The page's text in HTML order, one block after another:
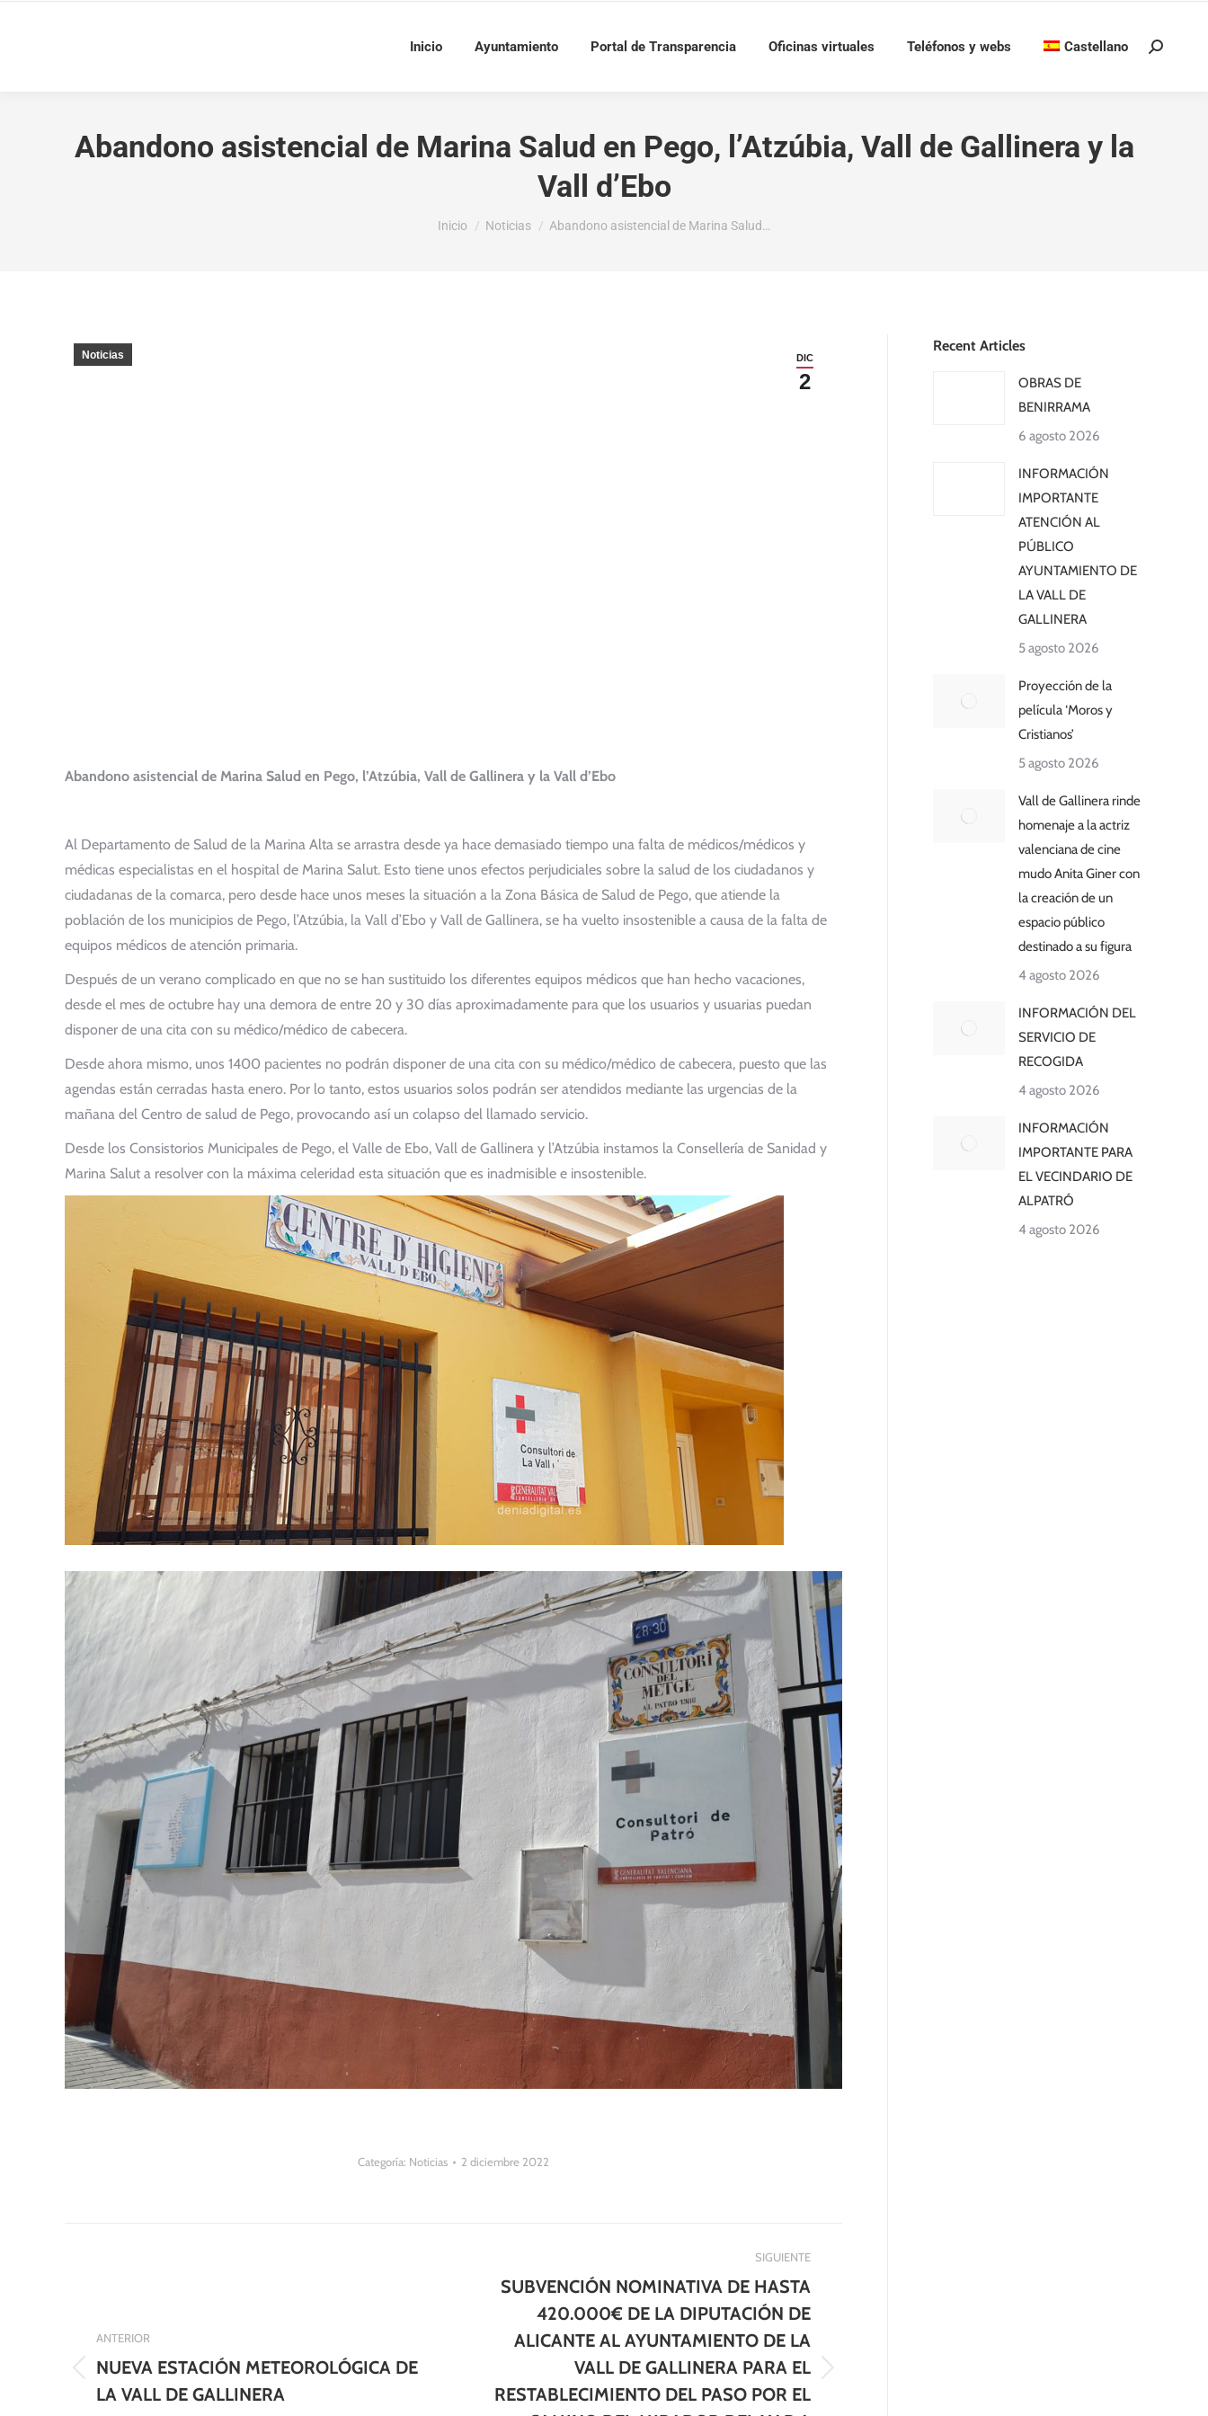
Inicio Ayuntamiento Portal de Transparencia Oficinas virtuales Teléfonos y webs Castellano Buscar:
Abandono asistencial de Marina Salud en Pego, l’Atzúbia, Vall de Gallinera y la
Vall d’Ebo
Estás aquí:
Inicio Noticias Abandono asistencial de Marina Salud…
DIC
2
Noticias
Abandono asistencial de Marina Salud en Pego, l’Atzúbia, Vall de Gallinera y la Vall d’Ebo
Al Departamento de Salud de la Marina Alta se arrastra desde ya hace demasiado tiempo una falta de médicos/médicos y
médicas especialistas en el hospital de Marina Salut. Esto tiene unos efectos perjudiciales sobre la salud de los ciudadanos y
ciudadanas de la comarca, pero desde hace unos meses la situación a la Zona Básica de Salud de Pego, que atiende la
población de los municipios de Pego, l’Atzúbia, la Vall d’Ebo y Vall de Gallinera, se ha vuelto insostenible a causa de la falta de
equipos médicos de atención primaria.
Después de un verano complicado en que no se han sustituido los diferentes equipos médicos que han hecho vacaciones,
desde el mes de octubre hay una demora de entre 20 y 30 días aproximadamente para que los usuarios y usuarias puedan
disponer de una cita con su médico/médico de cabecera.
Desde ahora mismo, unos 1400 pacientes no podrán disponer de una cita con su médico/médico de cabecera, puesto que las
agendas están cerradas hasta enero. Por lo tanto, estos usuarios solos podrán ser atendidos mediante las urgencias de la
mañana del Centro de salud de Pego, provocando así un colapso del llamado servicio.
Desde los Consistorios Municipales de Pego, el Valle de Ebo, Vall de Gallinera y l’Atzúbia instamos la Consellería de Sanidad y
Marina Salut a resolver con la máxima celeridad esta situación que es inadmisible e insostenible.
Categoría: Noticias 2 diciembre 2022
ANTERIOR
Publicación
anterior:
NUEVA ESTACIÓN METEOROLÓGICA DE
LA VALL DE GALLINERA
SIGUIENTE
siguiente:
SUBVENCIÓN NOMINATIVA DE HASTA
420.000€ DE LA DIPUTACIÓN DE
ALICANTE AL AYUNTAMIENTO DE LA
VALL DE GALLINERA PARA EL
RESTABLECIMIENTO DEL PASO POR EL
Recent Articles
OBRAS DE
BENIRRAMA
6 agosto 2026
INFORMACIÓN
IMPORTANTE
ATENCIÓN AL
PÚBLICO
AYUNTAMIENTO DE
LA VALL DE
GALLINERA
5 agosto 2026
Proyección de la
película ‘Moros y
Cristianos’
5 agosto 2026
Vall de Gallinera rinde
homenaje a la actriz
valenciana de cine
mudo Anita Giner con
la creación de un
espacio público
destinado a su figura
4 agosto 2026
INFORMACIÓN DEL
SERVICIO DE
RECOGIDA
4 agosto 2026
INFORMACIÓN
IMPORTANTE PARA
EL VECINDARIO DE
ALPATRÓ
4 agosto 2026